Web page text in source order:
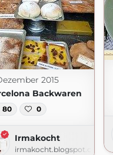
2015
Backwaren
80 0
Irmakocht
irmakocht.blogspot.com